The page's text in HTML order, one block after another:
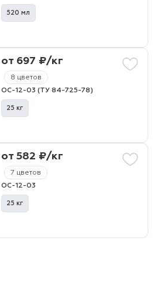
520 мл
8 цветов
от 697 ₽/кг
ОС-12-03 (ТУ 84-725-78)
25 кг
7 цветов
от 582 ₽/кг
ОС-12-03
25 кг